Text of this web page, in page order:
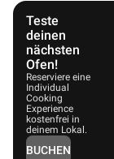
Grillplatten,
50 % Energie
Teste
deinen
nächsten
Ofen!
Reserviere eine
Individual
Cooking
Experience
kostenfrei in
deinem Lokal.
BUCHEN